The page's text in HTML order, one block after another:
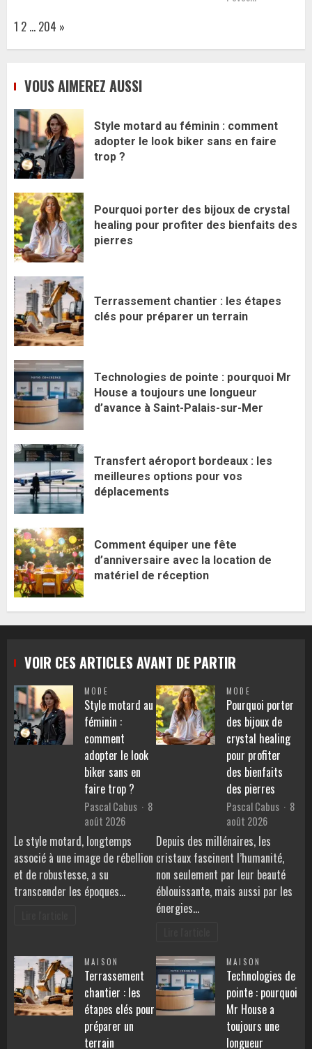
Page:
1 2 … 204 Next
»
VOUS AIMEREZ AUSSI
Style motard au féminin : comment
adopter le look biker sans en faire
trop ?
Pourquoi porter des bijoux de crystal
healing pour profiter des bienfaits des
pierres
Terrassement chantier : les étapes
clés pour préparer un terrain
Technologies de pointe : pourquoi Mr
House a toujours une longueur
d’avance à Saint-Palais-sur-Mer
Transfert aéroport bordeaux : les
meilleures options pour vos
déplacements
Comment équiper une fête
d’anniversaire avec la location de
matériel de réception
VOIR CES ARTICLES AVANT DE PARTIR
MODE
Style motard au
féminin :
comment
adopter le look
biker sans en
faire trop ?
Pascal Cabus
8
août 2026
Le style motard, longtemps
associé à une image de rébellion
et de robustesse, a su
transcender les époques…
MODE
Pourquoi porter
des bijoux de
crystal healing
pour profiter
des bienfaits
des pierres
Pascal Cabus
8
août 2026
Depuis des millénaires, les
cristaux fascinent l’humanité,
non seulement par leur beauté
éblouissante, mais aussi par les
énergies…
MAISON
Terrassement
chantier : les
étapes clés pour
préparer un
terrain
MAISON
Technologies de
pointe : pourquoi
Mr House a
toujours une
longueur